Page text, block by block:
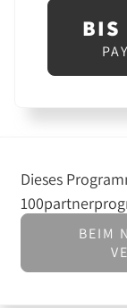
BIS
Dieses
BEIM